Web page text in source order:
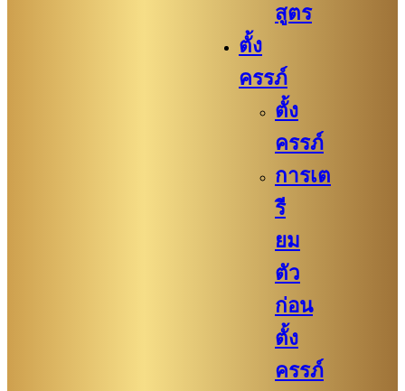
สูตร
ตั้ง
ครรภ์
ตั้ง
ครรภ์
การเต
รี
ยม
ตัว
ก่อน
ตั้ง
ครรภ์​